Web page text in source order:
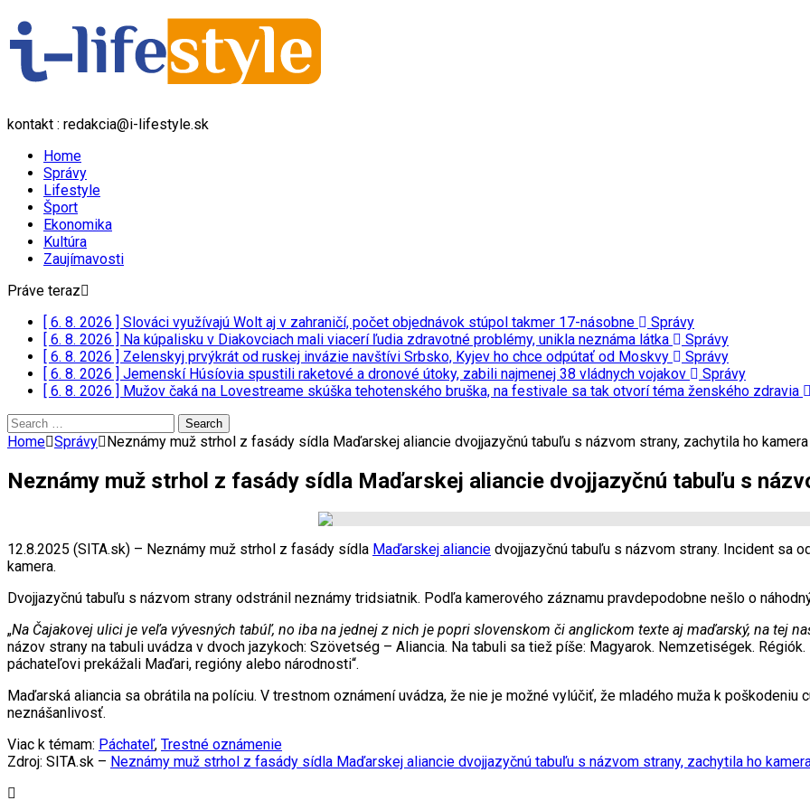
kontakt : redakcia@i-lifestyle.sk
Home
Správy
Lifestyle
Šport
Ekonomika
Kultúra
Zaujímavosti
Práve teraz
[ 6. 8. 2026 ] Slováci využívajú Wolt aj v zahraničí, počet objednávok stúpol takmer 17-násobne
Správy
[ 6. 8. 2026 ] Na kúpalisku v Diakovciach mali viacerí ľudia zdravotné problémy, unikla neznáma látka
Správy
[ 6. 8. 2026 ] Zelenskyj prvýkrát od ruskej invázie navštívi Srbsko, Kyjev ho chce odpútať od Moskvy
Správy
[ 6. 8. 2026 ] Jemenskí Húsíovia spustili raketové a dronové útoky, zabili najmenej 38 vládnych vojakov
Správy
[ 6. 8. 2026 ] Mužov čaká na Lovestreame skúška tehotenského bruška, na festivale sa tak otvorí téma ženského zdravia
Search
for:
Home Správy Neznámy muž strhol z fasády sídla Maďarskej aliancie dvojjazyčnú tabuľu s názvom strany, zachytila ho kamera
Neznámy muž strhol z fasády sídla Maďarskej aliancie dvojjazyčnú tabuľu s
12.8.2025 (SITA.sk) – Neznámy muž strhol z fasády sídla Maďarskej aliancie dvojjazyčnú tabuľu s názvom strany. Incident sa
kamera.
Dvojjazyčnú tabuľu s názvom strany odstránil neznámy tridsiatnik. Podľa kamerového záznamu pravdepodobne nešlo o
„Na Čajakovej ulici je veľa vývesných tabúľ, no iba na jednej z nich je popri slovenskom či anglickom texte aj maďarský, na tej
názov strany na tabuli uvádza v dvoch jazykoch: Szövetség – Aliancia. Na tabuli sa tiež píše: Magyarok. Nemzetiségek.
páchateľovi prekážali Maďari, regióny alebo národnosti“.
Maďarská aliancia sa obrátila na políciu. V trestnom oznámení uvádza, že nie je možné vylúčiť, že mladého muža k
neznášanlivosť.
Viac k témam: Páchateľ, Trestné oznámenie
Zdroj: SITA.sk – Neznámy muž strhol z fasády sídla Maďarskej aliancie dvojjazyčnú tabuľu s názvom strany, zachytila ho